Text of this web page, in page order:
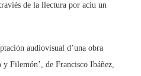
de la llectura por aciu un
audiovisual d’una obra
Filemón’, de Francisco Ibáñez,